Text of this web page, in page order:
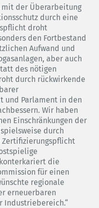
mit der Überarbeitung
durch eine
droht
den Fortbestand
Aufwand und
aber auch
des nötigen
durch rückwirkende
und Parlament in den
Wir haben
Einschränkungen der
durch
Zertifizierungspflicht
die
für einen
regionale
erneuerbaren
Industriebereich.“